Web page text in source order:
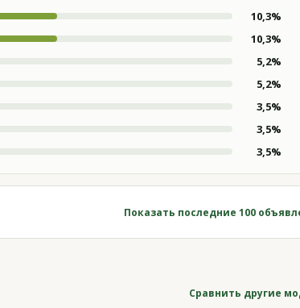
10,3%
10,3%
5,2%
5,2%
3,5%
3,5%
3,5%
Показать последние 100
Сравнить другие